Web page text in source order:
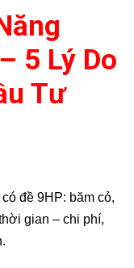
5 Lý Do
Tư
đề 9HP: băm cỏ,
gian – chi phí,